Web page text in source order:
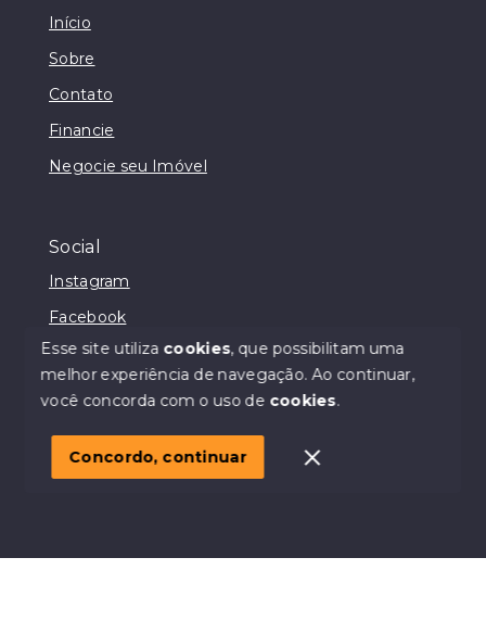
Início
Sobre
Contato
Financie
Negocie seu Imóvel
Social
Instagram
Facebook
© Copyright 2026 - Casa & Cia - Todos os direitos
SITE PARA IMOBILIARIA
Esse site utiliza cookies, que possibilitam uma
melhor experiência de navegação.Ao continuar,
você concorda com o uso de cookies.
Concordo, continuar